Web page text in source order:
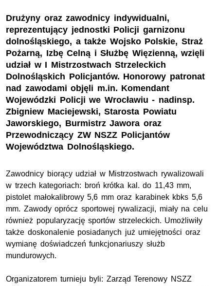
Drużyny oraz zawodnicy indywidualni,
reprezentujący jednostki Policji garnizonu
dolnośląskiego, a także Wojsko Polskie, Straż
Pożarną, Izbę Celną i Służbę Więzienną, wzięli
udział w I Mistrzostwach Strzeleckich
Dolnośląskich Policjantów. Honorowy patronat
nad zawodami objęli m.in. Komendant
Wojewódzki Policji we Wrocławiu - nadinsp.
Zbigniew Maciejewski, Starosta Powiatu
Jaworskiego, Burmistrz Jawora oraz
Przewodniczący ZW NSZZ Policjantów
Województwa Dolnośląskiego.
Zawodnicy biorący udział w Mistrzostwach rywalizowali
w trzech kategoriach: broń krótka kal. do 11,43 mm,
pistolet małokalibrowy 5,6 mm oraz karabinek kbks 5,6
mm. Zawody oprócz sportowej rywalizacji, miały na celu
również popularyzację sportów strzeleckich. Umożliwiły
także doskonalenie posiadanych już umiejętności oraz
wymianę doświadczeń funkcjonariuszy służb
mundurowych.
Organizatorem turnieju byli: Zarząd Terenowy NSZZ